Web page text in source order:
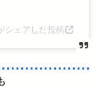
シェアした投稿